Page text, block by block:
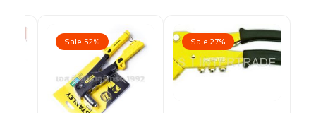
Sale 52% Sale 27%